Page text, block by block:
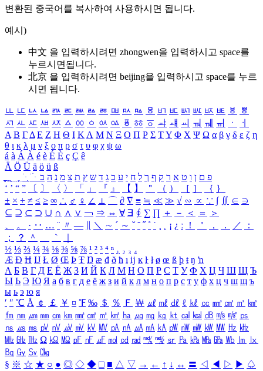
변환된 중국어를 복사하여 사용하시면 됩니다.
예시)
中文 을 입력하시려면 zhongwen을 입력하시고 space를
누르시면됩니다.
北京 을 입력하시려면 beijing을 입력하시고 space를 누르
시면 됩니다.
ㅥ ㅦ ㅧ ㅨ ㅩ ㅪ ㅫ ㅬ ㅭ ㅮ ㅯ ㅰ ㅱ ㅲ ㅳ ㅴ ㅵ ㅶ ㅷ ㅸ
ㅹ
ㅺ ㅻ ㅼ ㅽ ㅾ ㅿ ㆀ ㆁ ㆂ ㆃ ㆄ ㆅ ㆆ ㆇ ㆈ ㆉ ㆊ ㆋ ㆌ ㆍ
ㆎ
Α Β ΓΔ Ε Ζ Η Θ Ι ΚΛ Μ Ν Ξ Ο Π Ρ Σ ΤΥ Φ Χ Ψ Ω α β γ δ ε ζ η
θ ι κ λ μ ν ξ ο π ρ σ τ υ φ χ ψ ω
á à Á À é è É È ç Ç ê
Ä Ö Ü ä ö ü ß
ִֶֹ ֻּ ׁׂ פ ם ן ו ט א ר ק ף ך ל ח י ע כ ג ד ש ץ ת צ מ נ ה ב
‘ ’ “ ” 〔 〕 〈 〉 「 」 『 』 【 】 ＂ （ ） ［ ］ ｛ ｝
± × ÷ ≠ ≤ ≥ ∞ ∴ ♂ ♀ ∠ ⊥ ⌒ ∂ ∇ ≡ ≒ ≪ ≫ √ ∽ ∝ ∵ ∫ ∬ ∈ ∋
⊆ ⊇ ⊂ ⊃ ∪ ∩ ∧ ∨ ￢ ⇒ ⇔ ∀ ∃ ∮ ∑ ∏ ＋ － ＜ ＝
＞
、
。 · ‥ … ¨ 〃 ― ＼ ∼ ´ ～ ˇ ˘ ˝ ˚ ˙ ¸ ¡ ¿ ː ！ ＇ ， ． ／
：
；
？ ＾ ｀
½ ⅓ ⅔ ¼ ¾ ⅛ ⅜ ⅝ ⅞ ¹ ² ³ ⁴ ⁿ ₁ ₂ ₃ ₄
Æ Ð Ħ Ĳ Ł Ø Œ Þ Ŧ Ŋ æ đ ð ħ ı ĳ ĸ ŀ ł ø œ ß þ ŧ ŋ ŉ
А Б В Г Д Е Ё Ж З И Й К Л М Н О П Р С Т У Ф Х Ц Ч Ш Щ Ъ
Ы Ь Э Ю Я а б в г д е ё ж з и й к л м н о п р с т у ф х ц ч ш щ ъ
ы ь э ю я
′ ″ ℃ Å ￠ ￡ ￥ ¤ ℉ ‰ ＄ ％ Ｆ ￦ ㎕ ㎖ ㎗ ℓ ㎘ ㏄ ㎣ ㎤ ㎥ ㎦
㎙ ㎚ ㎛ ㎜ ㎝ ㎞ ㎟ ㎠ ㎡ ㎢ ㏊ ㎍ ㎎ ㎏ ㏏ ㎈ ㎉ ㏈ ㎧ ㎨ ㎰
㎱ ㎲ ㎳ ㎴ ㎵ ㎶ ㎷ ㎸ ㎹ ㎀ ㎁ ㎂ ㎃ ㎄ ㎺ ㎻ ㎽ ㎾ ㎿ ㎐ ㎑
㎒ ㎓ ㎔ Ω ㏀ ㏁ ㎊ ㎋ ㎌ ㏖ ㏅ ㎭ ㎮ ㎯ ㏛ ㎩ ㎪ ㎫ ㎬ ㏝ ㏐
㏓
㏃ ㏉ ㏜ ㏆
§ ※ ☆ ★ ○ ● ◎ ◇ ◆ □ ■ △ ▽ → ← ↑ ↓ ↔ 〓 ◁ ◀ ▷ ▶ ♤